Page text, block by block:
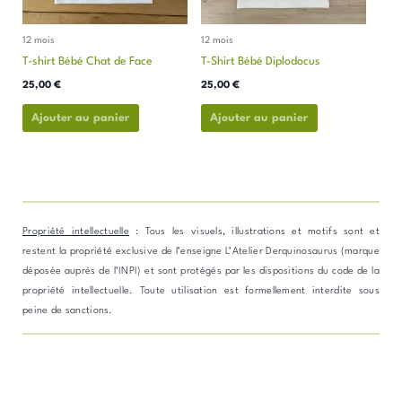
12 mois
T-shirt Bébé Chat de Face
25,00 €
Ajouter au panier
peuvent
être
sur
page
12 mois
T-Shirt Bébé Diplodocus
25,00 €
Ajouter au panier
peuvent
être
sur
page
Propriété intellectuelle : Tous les visuels, illustrations et motifs sont et
restent la propriété exclusive de l’enseigne L’Atelier Derquinosaurus (marque
déposée auprès de l’INPI) et sont protégés par les dispositions du code de la
propriété intellectuelle. Toute utilisation est formellement interdite sous
peine de sanctions.